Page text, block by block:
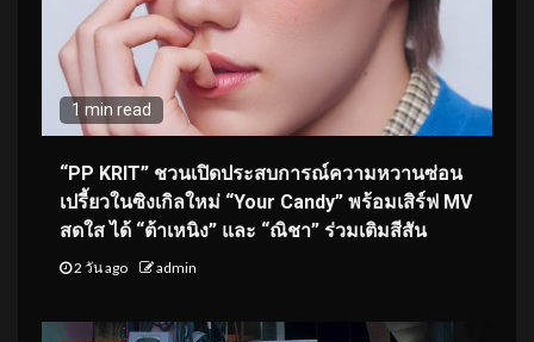
1 min read
“PP KRIT” ชวนเปิดประสบการณ์ความหวานซ่อน
เปรี้ยวในซิงเกิลใหม่ “Your Candy” พร้อมเสิร์ฟ MV
สดใส ได้ “ต้าเหนิง” และ “ณิชา” ร่วมเติมสีสัน
2 วัน ago admin